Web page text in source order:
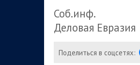
Соб.инф.
Деловая Евразия
Поделиться в соцсетях: